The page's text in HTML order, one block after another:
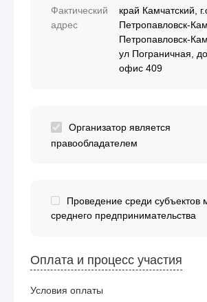
Фактический
адрес
край Камчатский,
Петропавловск-
Петропавловск-
ул Пограничная,
офис 409
Организатор является
правообладателем
Проведение среди субъектов
среднего предпринимательства
Оплата и процесс участия
Условия оплаты